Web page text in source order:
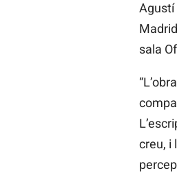
Agustí
sala
creu, i